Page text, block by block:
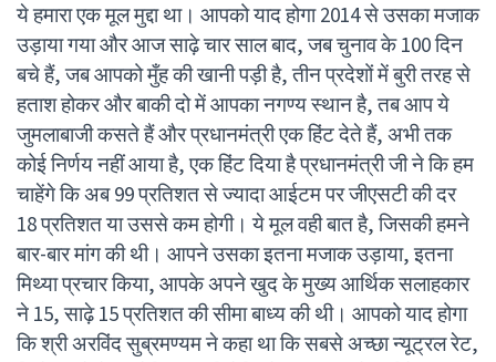
ये हमारा एक मूल मुद्दा था। आपको याद होगा 2014 से उसका मजाक
उड़ाया गया और आज साढ़े चार साल बाद, जब चुनाव के 100 दिन
बचे हैं, जब आपको मुँह की खानी पड़ी है, तीन प्रदेशों में बुरी तरह से
हताश होकर और बाकी दो में आपका नगण्य स्थान है, तब आप ये
जुमलाबाजी कसते हैं और प्रधानमंत्री एक हिंट देते हैं, अभी तक
कोई निर्णय नहीं आया है, एक हिंट दिया है प्रधानमंत्री जी ने कि हम
चाहेंगे कि अब 99 प्रतिशत से ज्यादा आईटम पर जीएसटी की दर
18 प्रतिशत या उससे कम होगी। ये मूल वही बात है, जिसकी हमने
बार-बार मांग की थी। आपने उसका इतना मजाक उड़ाया, इतना
मिथ्या प्रचार किया, आपके अपने खुद के मुख्य आर्थिक सलाहकार
ने 15, साढ़े 15 प्रतिशत की सीमा बाध्य की थी। आपको याद होगा
कि श्री अरविंद सुब्रमण्यम ने कहा था कि सबसे अच्छा न्यूट्रल रेट,